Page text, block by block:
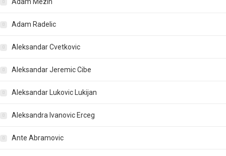
Adam Radelic
Aleksandar Cvetkovic
Aleksandar Jeremic Cibe
Aleksandar Lukovic Lukijan
Aleksandra Ivanovic Erceg
Ante Abramovic